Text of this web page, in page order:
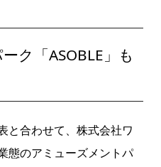
ク「ASOBLE」も
と合わせて、株式会社ワ
態のアミューズメントパ